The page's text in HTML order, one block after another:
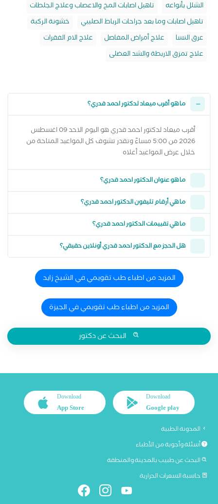
الشلل بأنواعه
تاهيل اصابات المخ والاعصاب وعلاج الجلطات
تاهيل اصابات وما بعد جراحات الرباط الصليبي
خشونة الركبة
عرق النسا
علاج أمراض المفاصل
علاج الام الفقرات
علاج تمزق الاربطة والشد العضلى
ما هو أقرب ميعاد لدكتور احمد قدري؟
أقرب ميعاد لدكتور احمد قدري هو اليوم الاحد 09 اغسطس
2026 من 5:00 مساءً وتقدر تشوف كل المواعيد المتاحة من
خلال عرض المواعيد أعلاه
ما هو عنوان الدكتور احمد قدري؟
ما هي أرقام تليفون الدكتور احمد قدري؟
ما هي تقييمات الدكتور احمد قدري؟
هل الحجز مع الدكتور احمد قدري أونلاين حقيقي؟
المزيد من اطباء طب تقويمي في الشيخ زايد
المزيد من اطباء طب تقويمي في الجيزة
البحث عن دكتور
Download
Google play
Download
App Store
المدونة الطبية
أسئلة وأجوبة من الأطباء
البحث عن طبيب بالمدينة والمنطقة
حاسبة السعرات الحرارية